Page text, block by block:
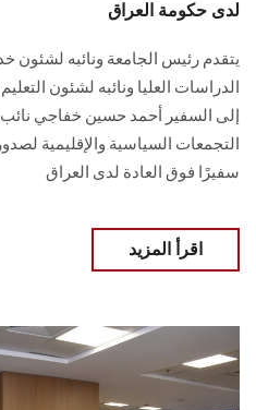
لدى حكومة العراق
يتقدم رئيس الجامعة ونائبه لشئون
الدراسات العليا ونائبه لشئون
إلى السفير أحمد حسين خفاجي
التجمعات السياسية والإقليمية
سفيرًا فوق العادة لدى العراق
اقرأ المزيد